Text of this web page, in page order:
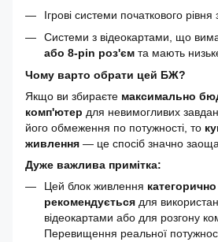
Ігрові системи початкового рівня
Системи з відеокартами, що
або 8-pin роз'єм та мають
Чому варто обрати цей БЖ?
Якщо ви збираєте максимально
комп'ютер для невимогливих
його обмеження по потужності, то
живлення — це спосіб значно
Дуже важлива примітка:
Цей блок живлення
рекомендується для
відеокартами або для розгону
Перевищення реальної